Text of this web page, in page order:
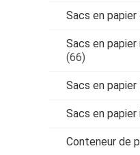
Sacs en papier
Sacs en
(66)
Sacs en
Sacs en
Conteneur de